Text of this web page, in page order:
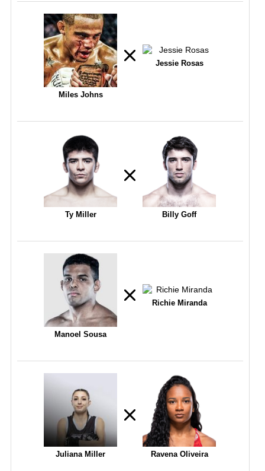
Miles Johns
Jessie Rosas
Ty Miller Billy Goff
Manoel Sousa
Richie Miranda
Juliana Miller Ravena Oliveira